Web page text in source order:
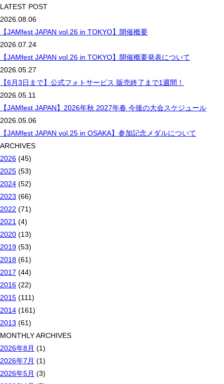
LATEST POST
2026.08.06
【JAMfest JAPAN vol.26 in TOKYO】開催概要
2026.07.24
【JAMfest JAPAN vol.26 in TOKYO】開催概要発表について
2026.05.27
【6月3日まで】公式フォトサービス 販売終了まで1週間！
2026.05.11
【JAMfest JAPAN】2026年秋 2027年春 今後の大会スケジュール
2026.05.06
【JAMfest JAPAN vol.25 in OSAKA】参加記念メダルについて
ARCHIVES
2026 (45)
2025 (53)
2024 (52)
2023 (66)
2022 (71)
2021 (4)
2020 (13)
2019 (53)
2018 (61)
2017 (44)
2016 (22)
2015 (111)
2014 (161)
2013 (61)
MONTHLY ARCHIVES
2026年8月 (1)
2026年7月 (1)
2026年5月 (3)